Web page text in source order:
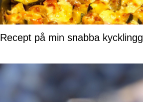
Recept på min snabba